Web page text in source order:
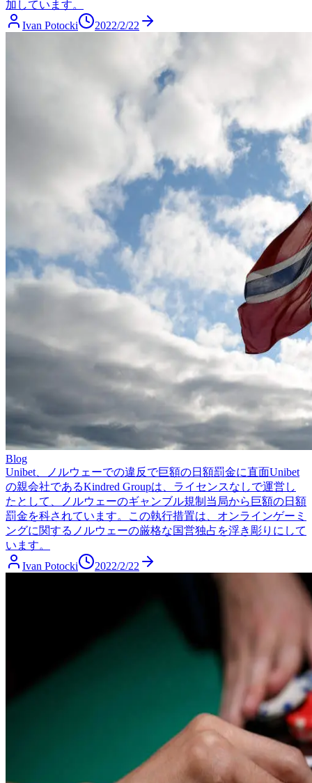
加しています。
Ivan Potocki
2022/2/22
Blog
Unibet、ノルウェーでの違反で巨額の日額罰金に直面Unibet
の親会社であるKindred Groupは、ライセンスなしで運営し
たとして、ノルウェーのギャンブル規制当局から巨額の日額
罰金を科されています。この執行措置は、オンラインゲーミ
ングに関するノルウェーの厳格な国営独占を浮き彫りにして
います。
Ivan Potocki
2022/2/22